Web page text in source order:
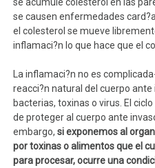
se causen enfermedades
el colesterol se mueve
inflamaci?n lo que hace que el
La inflamaci?n no es
reacci?n natural del cuerpo
bacterias, toxinas o virus. El
de proteger al cuerpo ante
embargo,si exponemos al
por toxinas o alimentos que el
para procesar, ocurre una